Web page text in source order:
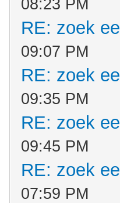
08:23 PM
RE: zoek
09:07 PM
RE: zoek
09:35 PM
RE: zoek
09:45 PM
RE: zoek
07:59 PM